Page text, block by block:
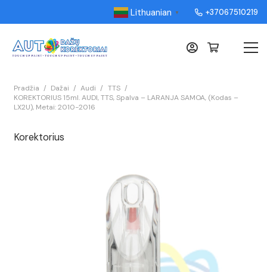
Lithuanian ▼ +37067510219
Pradžia / Dažai / Audi / TTS /
KOREKTORIUS 15ml. AUDI, TTS, Spalva – LARANJA SAMOA, (Kodas –
LX2U), Metai: 2010-2016
Korektorius